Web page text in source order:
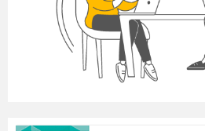
Гра «Колесо